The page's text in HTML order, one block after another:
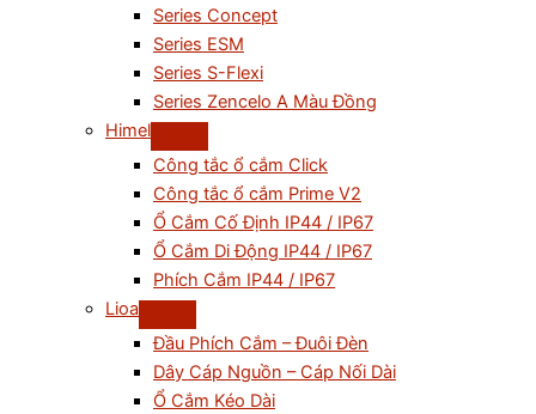
Series Concept
Series ESM
Series S-Flexi
Series Zencelo A Màu Đồng
Himel
Công tắc ổ cắm Click
Công tắc ổ cắm Prime V2
Ổ Cắm Cố Định IP44 / IP67
Ổ Cắm Di Động IP44 / IP67
Phích Cắm IP44 / IP67
Lioa
Đầu Phích Cắm – Đuôi Đèn
Dây Cáp Nguồn – Cáp Nối Dài
Ổ Cắm Kéo Dài